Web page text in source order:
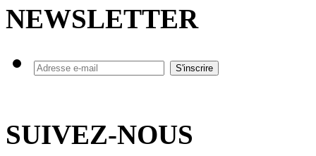
NEWSLETTER
SUIVEZ-NOUS